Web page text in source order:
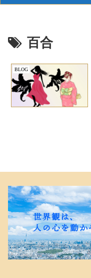
百合
BLOG